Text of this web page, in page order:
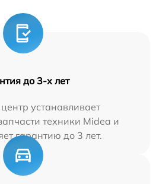
до 3-х лет
устанавливает
техники Midea и
гарантию до 3 лет.